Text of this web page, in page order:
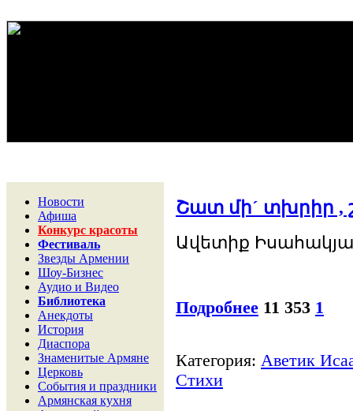
Новости
Афиша
Конкурс красоты
Фестиваль
Звезды Армении
Шоу-Бизнес
Аудио и Видео
Библиотека
Анекдоты
История
Диаспора
Знаменитые Армяне
Церковь
События и праздники
Армянская кухня
Շատ մի´ տխրիր ,
Ավետիք
Подробнее 11 353 1
Категория: Аветик
Стихи